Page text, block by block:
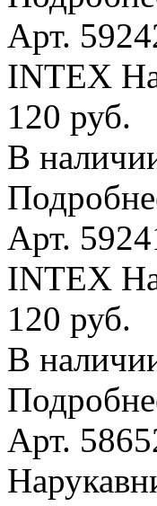
Арт.
INTEX
120 руб.
В
Арт.
INTEX
120 руб.
В
Арт.